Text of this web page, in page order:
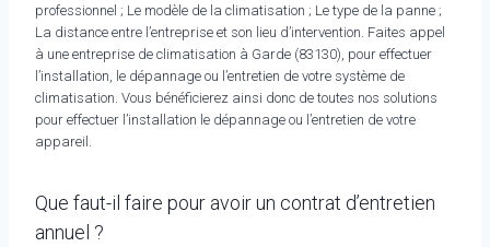
professionnel ; Le modèle de la climatisation ; Le type de la panne ;
La distance entre l’entreprise et son lieu d’intervention. Faites appel
à une entreprise de climatisation à Garde (83130), pour effectuer
l’installation, le dépannage ou l’entretien de votre système de
climatisation. Vous bénéficierez ainsi donc de toutes nos solutions
pour effectuer l’installation le dépannage ou l’entretien de votre
appareil.
Que faut-il faire pour avoir un contrat d’entretien
annuel ?